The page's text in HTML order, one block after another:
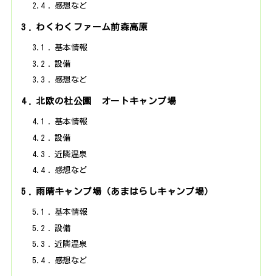
2.4
感想など
3 わくわくファーム前森高原
3.1
基本情報
3.2
設備
3.3
感想など
4 北欧の杜公園 オートキャンプ場
4.1
基本情報
4.2
設備
4.3
近隣温泉
4.4
感想など
5 雨晴キャンプ場（あまはらしキャンプ場）
5.1
基本情報
5.2
設備
5.3
近隣温泉
5.4
感想など